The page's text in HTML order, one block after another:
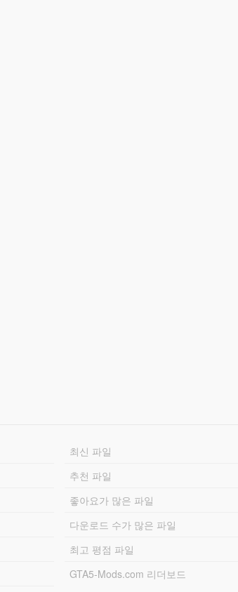
최신 파일
추천 파일
좋아요가 많은 파일
다운로드 수가 많은 파일
최고 평점 파일
GTA5-Mods.com 리더보드